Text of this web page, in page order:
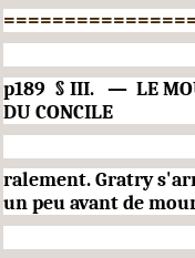
p189 § III. — LE
DU CONCILE
ralement. Gratry
un peu avant de